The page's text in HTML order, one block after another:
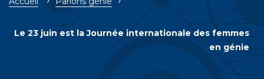
Le 23 juin est la Journée internationale des femmes
en génie